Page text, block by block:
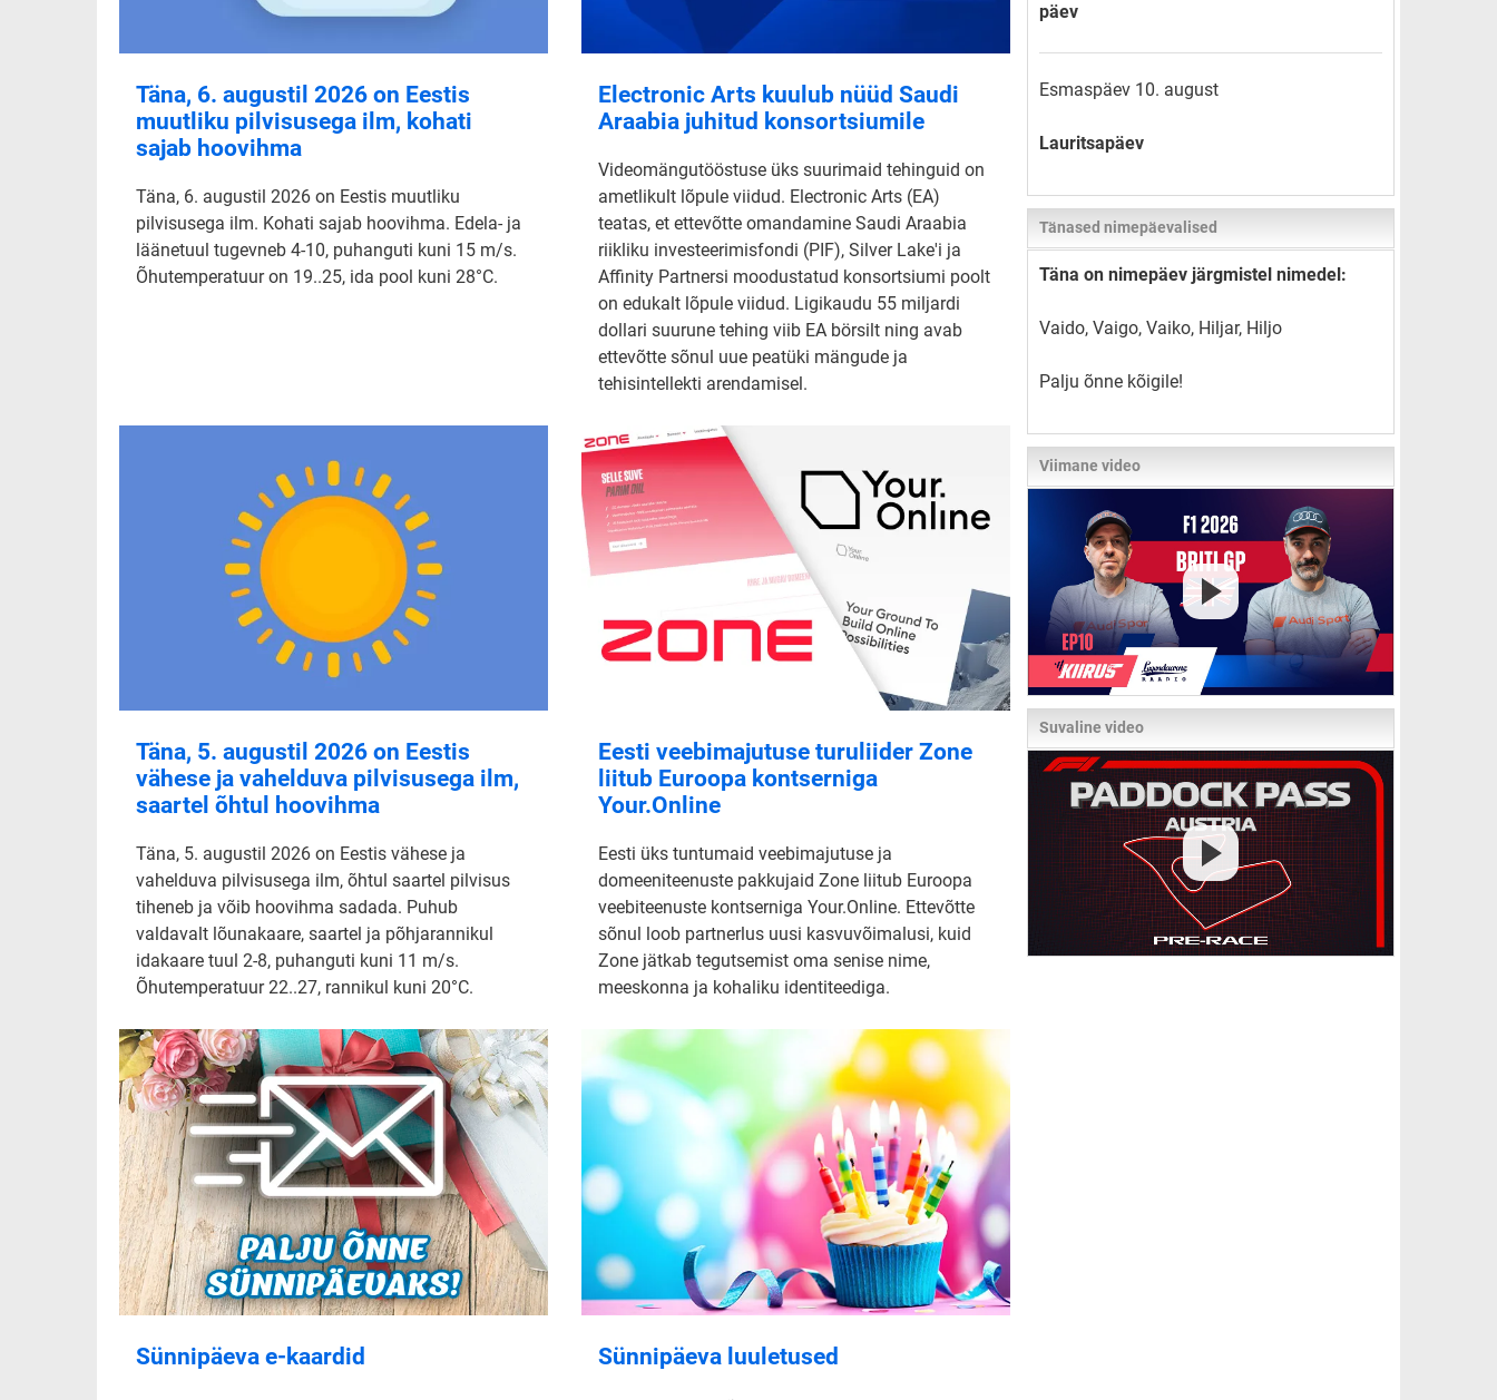
Täna, 6. augustil 2026 on Eestis
muutliku pilvisusega ilm, kohati
sajab hoovihma
Täna, 6. augustil 2026 on Eestis muutliku
pilvisusega ilm. Kohati sajab hoovihma. Edela- ja
läänetuul tugevneb 4-10, puhanguti kuni 15 m/s.
Õhutemperatuur on 19..25, ida pool kuni 28°C.
Electronic Arts kuulub nüüd Saudi
Araabia juhitud konsortsiumile
Videomängutööstuse üks suurimaid tehinguid on
ametlikult lõpule viidud. Electronic Arts (EA)
teatas, et ettevõtte omandamine Saudi Araabia
riikliku investeerimisfondi (PIF), Silver Lake'i ja
Affinity Partnersi moodustatud konsortsiumi poolt
on edukalt lõpule viidud. Ligikaudu 55 miljardi
dollari suurune tehing viib EA börsilt ning avab
ettevõtte sõnul uue peatüki mängude ja
tehisintellekti arendamisel.
Täna, 5. augustil 2026 on Eestis
vähese ja vahelduva pilvisusega ilm,
saartel õhtul hoovihma
Täna, 5. augustil 2026 on Eestis vähese ja
vahelduva pilvisusega ilm, õhtul saartel pilvisus
tiheneb ja võib hoovihma sadada. Puhub
valdavalt lõunakaare, saartel ja põhjarannikul
idakaare tuul 2-8, puhanguti kuni 11 m/s.
Õhutemperatuur 22..27, rannikul kuni 20°C.
Eesti veebimajutuse turuliider Zone
liitub Euroopa kontserniga
Your.Online
Eesti üks tuntumaid veebimajutuse ja
domeeniteenuste pakkujaid Zone liitub Euroopa
veebiteenuste kontserniga Your.Online. Ettevõtte
sõnul loob partnerlus uusi kasvuvõimalusi, kuid
Zone jätkab tegutsemist oma senise nime,
meeskonna ja kohaliku identiteediga.
Sünnipäeva e-kaardid Sünnipäeva luuletused
päev
Esmaspäev 10. august
Lauritsapäev
Tänased nimepäevalised
Täna on nimepäev järgmistel nimedel:
Vaido, Vaigo, Vaiko, Hiljar, Hiljo
Palju õnne kõigile!
Viimane video
Suvaline video